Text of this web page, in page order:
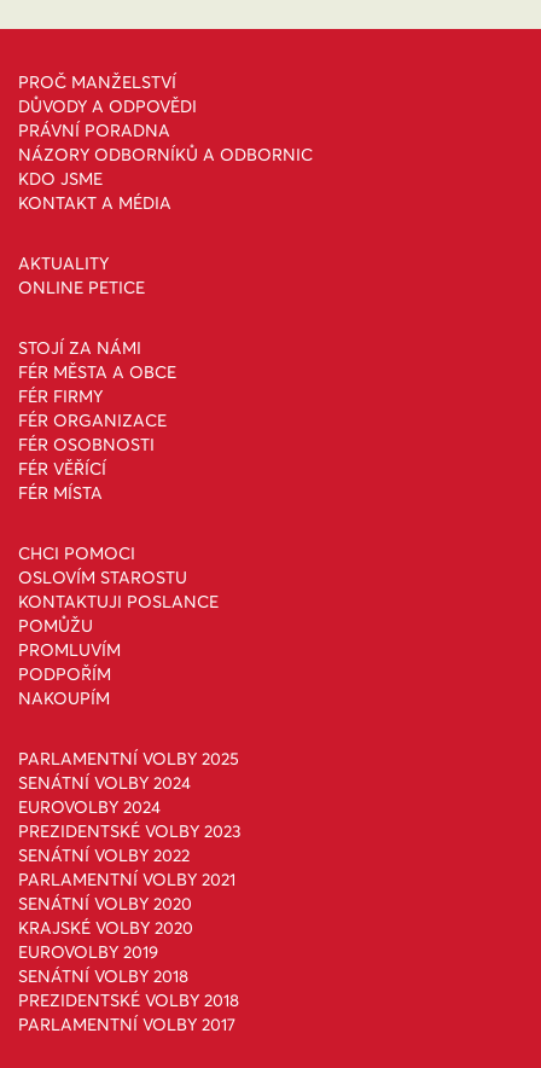
PROČ MANŽELSTVÍ
DŮVODY A ODPOVĚDI
PRÁVNÍ PORADNA
NÁZORY ODBORNÍKŮ A ODBORNIC
KDO JSME
KONTAKT A MÉDIA
AKTUALITY
ONLINE PETICE
STOJÍ ZA NÁMI
FÉR MĚSTA A OBCE
FÉR FIRMY
FÉR ORGANIZACE
FÉR OSOBNOSTI
FÉR VĚŘÍCÍ
FÉR MÍSTA
CHCI POMOCI
OSLOVÍM STAROSTU
KONTAKTUJI POSLANCE
POMŮŽU
PROMLUVÍM
PODPOŘÍM
NAKOUPÍM
PARLAMENTNÍ VOLBY 2025
SENÁTNÍ VOLBY 2024
EUROVOLBY 2024
PREZIDENTSKÉ VOLBY 2023
SENÁTNÍ VOLBY 2022
PARLAMENTNÍ VOLBY 2021
SENÁTNÍ VOLBY 2020
KRAJSKÉ VOLBY 2020
EUROVOLBY 2019
SENÁTNÍ VOLBY 2018
PREZIDENTSKÉ VOLBY 2018
PARLAMENTNÍ VOLBY 2017